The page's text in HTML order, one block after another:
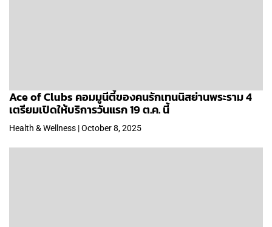
Ace of Clubs คอมมูนีตี้ของคนรักเทนนิสย่านพระราม 4
เตรียมเปิดให้บริการวันแรก 19 ต.ค. นี้
Health & Wellness | October 8, 2025